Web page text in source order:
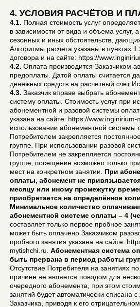
4. УСЛОВИЯ РАСЧЁТОВ И
4.1. Полная стоимость услуг
в зависимости от вида и объема услуг,
сезонных и иных обстоятельств,
Алгоритмы расчета указаны в пунктах
договора и на сайте: https://
4.2. Оплата производится Заказчиком
предоплаты. Датой оплаты считается
денежных средств на расчетный счет
4.3. Заказчик вправе выбрать
систему оплаты. Стоимость услуг при
абонементной и разовой системы
указана на сайте: https://
использовании абонементной системы
Потребителем закрепляется
группе. При использовании разовой
Потребителем не закрепляется
группе, посещение возможно только
мест на конкретном занятии. При
оплаты, абонемент не
месяцу или иному промежутку
приобретается на определённое
Минимальное количество
абонементной системе оплаты – 4
составляет только первое пробное
может быть оплачено Заказчиком
пробного занятия указана на сайте:
mytishchi.ru. Абонементная система
быть прервана в период работы
Отсутствие Потребителя на занятиях
причине не является поводом для
очередного абонемента, при этом
занятий будет автоматически списана с
Заказчика, приводя к его